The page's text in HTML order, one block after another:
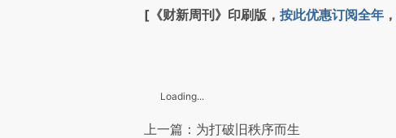
[《财新周刊》印刷版， 按此优惠订阅全年 ，
Loading...
上一篇：为打破旧秩序而生